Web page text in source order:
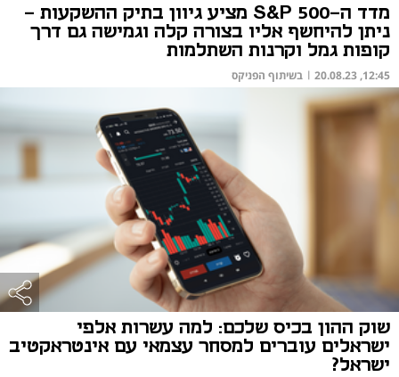
מדד ה-S&P 500 מציע גיוון בתיק ההשקעות -
ניתן להיחשף אליו בצורה קלה וגמישה גם דרך
קופות גמל וקרנות השתלמות
12:45, 20.08.23
| בשיתוף הפניקס
שוק ההון בכיס שלכם: למה עשרות אלפי
ישראלים עוברים למסחר עצמאי עם אינטראקטיב
ישראל?